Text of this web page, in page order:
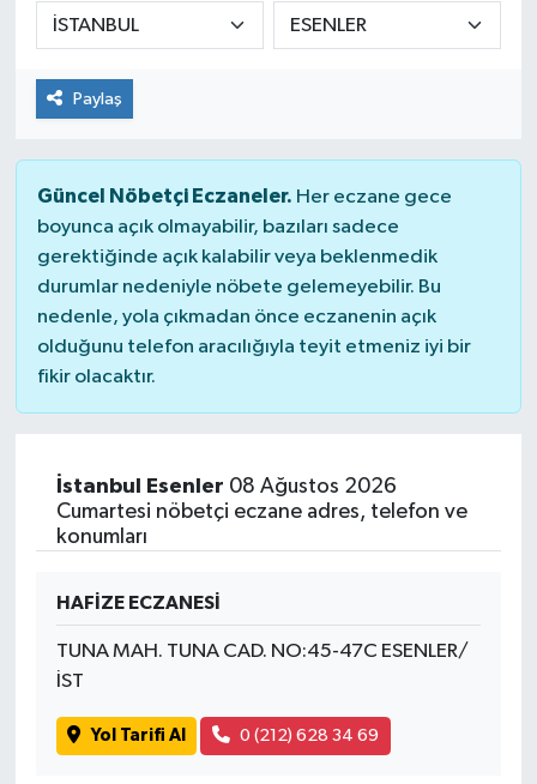
Paylaş
Güncel Nöbetçi Eczaneler. Her eczane gece
boyunca açık olmayabilir, bazıları sadece
gerektiğinde açık kalabilir veya beklenmedik
durumlar nedeniyle nöbete gelemeyebilir. Bu
nedenle, yola çıkmadan önce eczanenin açık
olduğunu telefon aracılığıyla teyit etmeniz iyi bir
fikir olacaktır.
İstanbul Esenler 08 Ağustos 2026
Cumartesi nöbetçi eczane adres, telefon ve
konumları
HAFİZE ECZANESİ
TUNA MAH. TUNA CAD. NO:45-47C ESENLER/
İST
Yol Tarifi Al 0 (212) 628 34 69
Dursunbey
Edremit
EĞİTİM
EKONOMİ
Erdek
Gömeç
Havran
İvrindi
KENT GÜNDEMİ
Kepsut